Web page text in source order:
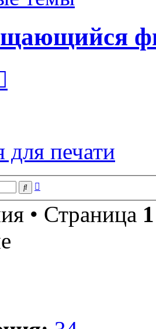
для печати
Поиск
• Страница 1